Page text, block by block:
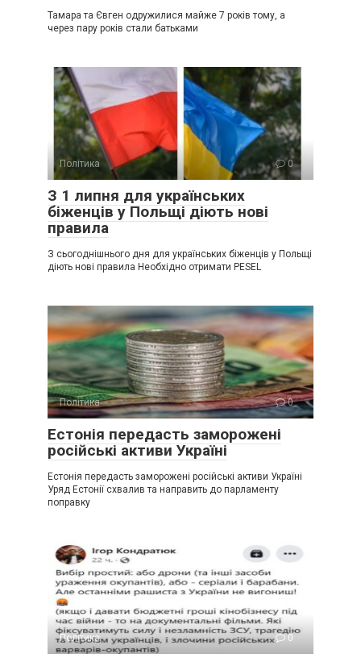
Тамара та Євген одружилися майже 7 років тому, а
через пару років стали батьками
Політика 0
З 1 липня для українських
біженців у Польщі діють нові
правила
З сьогоднішнього дня для українських біженців у Польщі
діють нові правила Необхідно отримати PESEL
Політика 0
Естонія передасть заморожені
російські активи Україні
Естонія передасть заморожені російські активи Україні
Уряд Естонії схвалив та направить до парламенту
поправку
Політика 0